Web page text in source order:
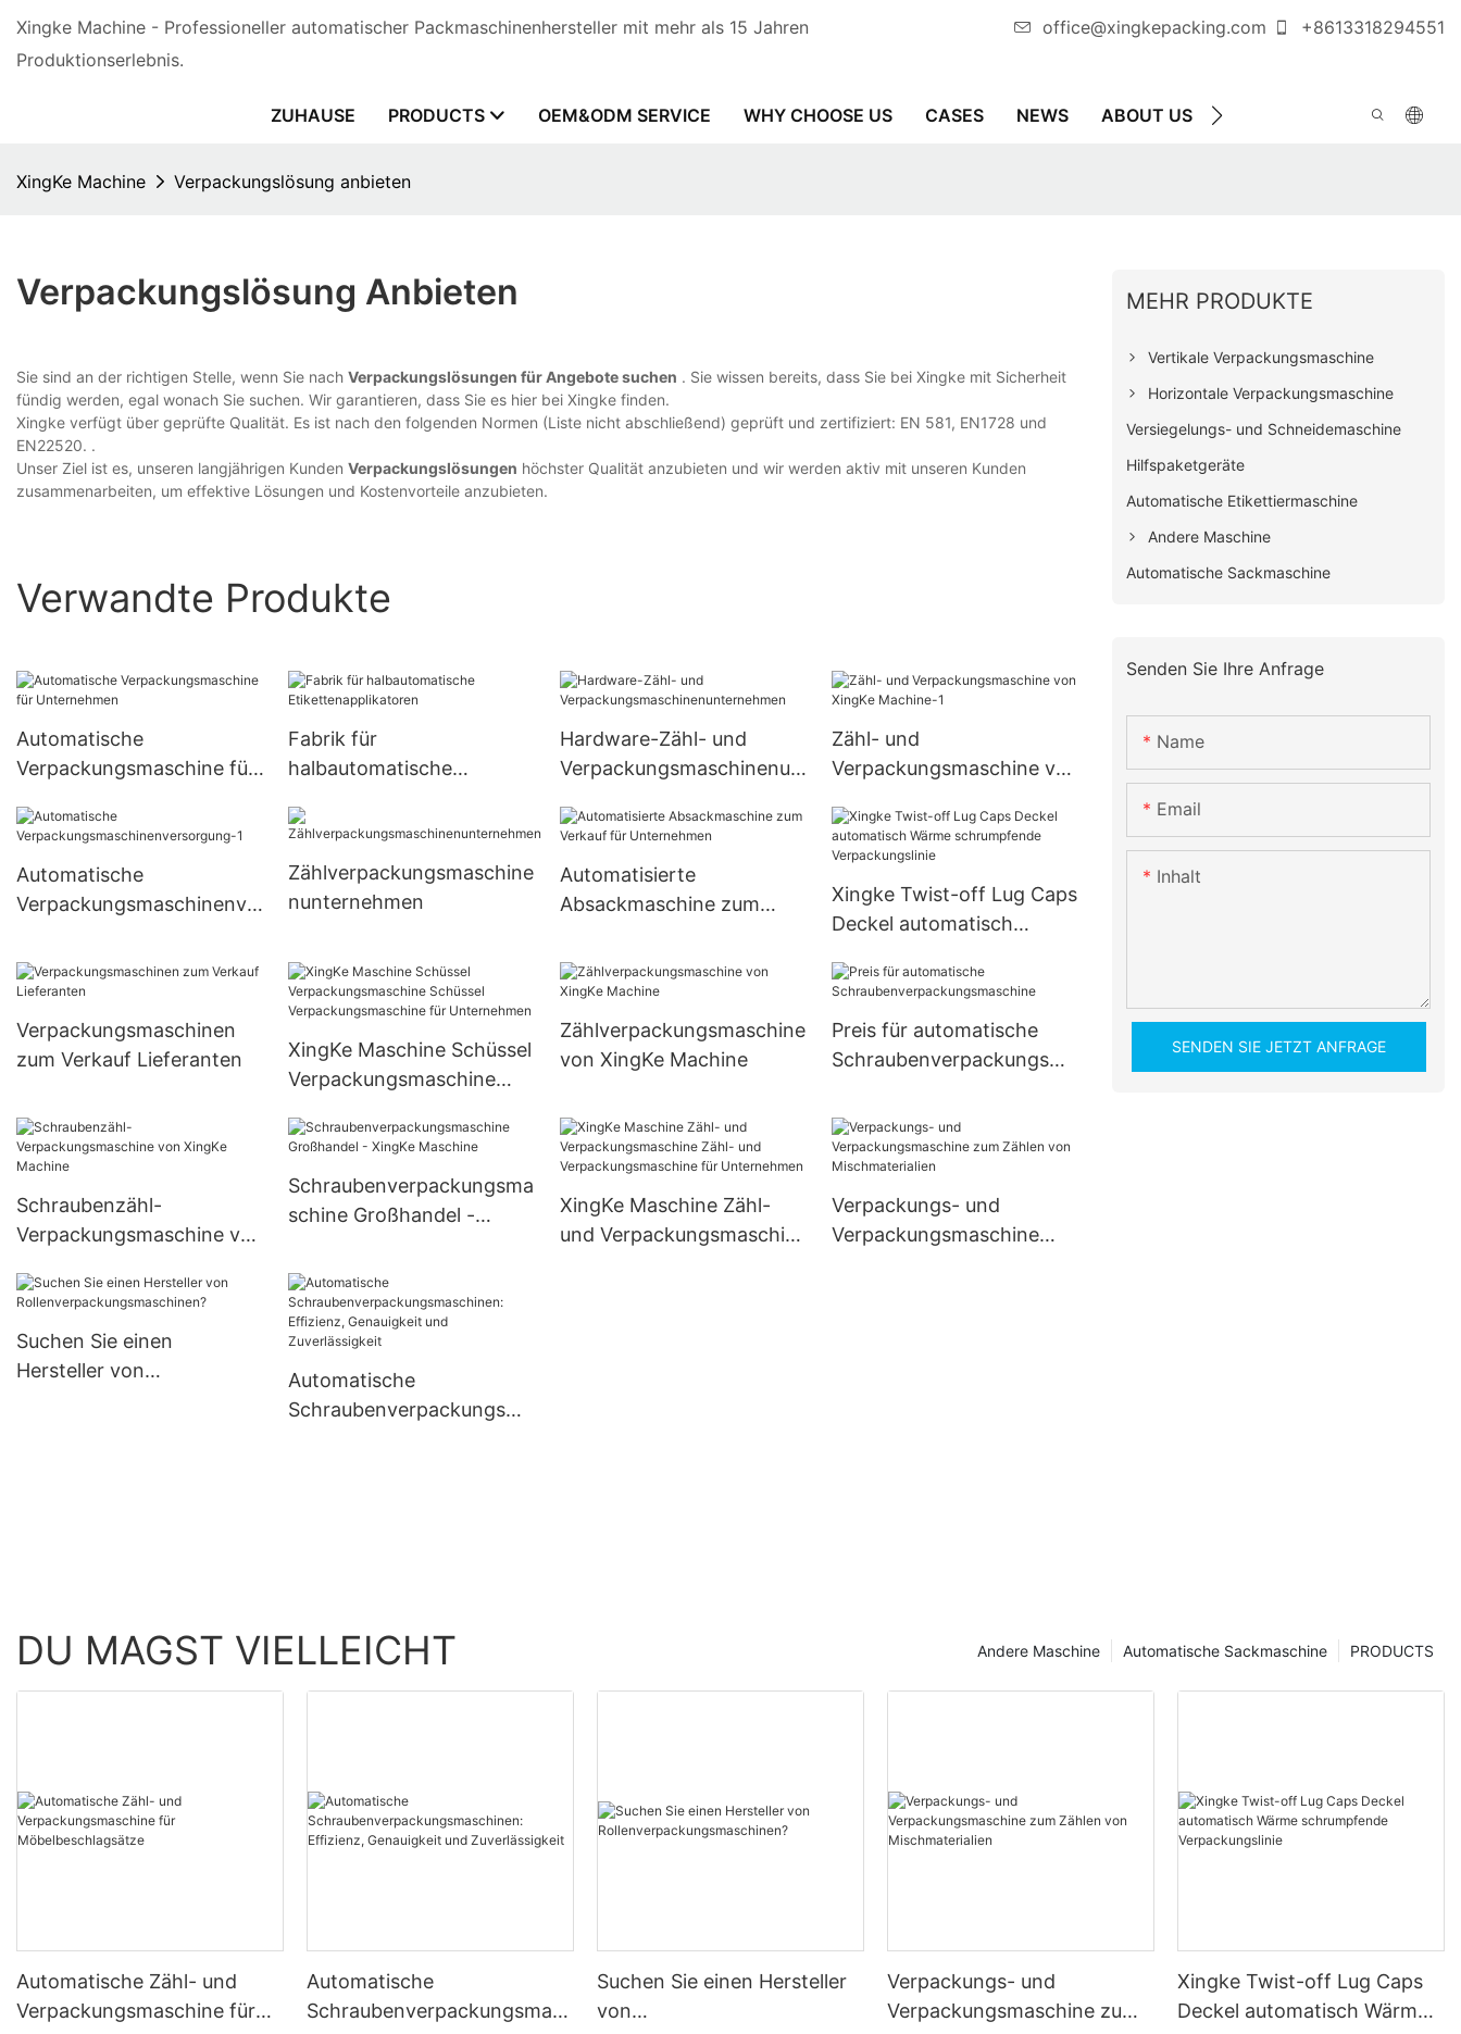
Xingke Machine - Professioneller automatischer Packmaschinenhersteller mit mehr als 15 Jahren
Produktionserlebnis.
office@xingkepacking.com +8613318294551
ZUHAUSE PRODUCTS OEM&ODM SERVICE WHY CHOOSE US CASES NEWS ABOUT US KONTAKTIEREN SIE UNS
XingKe Machine Verpackungslösung anbieten
Verpackungslösung Anbieten
Sie sind an der richtigen Stelle, wenn Sie nach Verpackungslösungen für Angebote suchen . Sie wissen bereits, dass Sie bei Xingke mit Sicherheit
fündig werden, egal wonach Sie suchen. Wir garantieren, dass Sie es hier bei Xingke finden.
Xingke verfügt über geprüfte Qualität. Es ist nach den folgenden Normen (Liste nicht abschließend) geprüft und zertifiziert: EN 581, EN1728 und
EN22520. .
Unser Ziel ist es, unseren langjährigen Kunden Verpackungslösungen höchster Qualität anzubieten und wir werden aktiv mit unseren Kunden
zusammenarbeiten, um effektive Lösungen und Kostenvorteile anzubieten.
Verwandte Produkte
Automatische
Verpackungsmaschine für
Fabrik für
halbautomatische
Hardware-Zähl- und
Verpackungsmaschinenun
Zähl- und
Verpackungsmaschine von
Automatische
Verpackungsmaschinenve
Zählverpackungsmaschine
nunternehmen
Automatisierte
Absackmaschine zum
Xingke Twist-off Lug Caps
Deckel automatisch
Verpackungslinie
Verpackungsmaschinen
zum Verkauf Lieferanten
XingKe Maschine Schüssel
Verpackungsmaschine
Verpackungsmaschine für
Zählverpackungsmaschine
von XingKe Machine
Preis für automatische
Schraubenverpackungsma
Schraubenzähl-
Verpackungsmaschine von
Schraubenverpackungsma
schine Großhandel -
XingKe Maschine Zähl-
und Verpackungsmaschine
Verpackungs- und
Verpackungsmaschine
Suchen Sie einen
Hersteller von
Automatische
Schraubenverpackungsma
MEHR PRODUKTE
Vertikale Verpackungsmaschine
Horizontale Verpackungsmaschine
Versiegelungs- und Schneidemaschine
Hilfspaketgeräte
Automatische Etikettiermaschine
Andere Maschine
Automatische Sackmaschine
Senden Sie Ihre Anfrage
Name
Email
Inhalt
SENDEN SIE JETZT ANFRAGE
DU MAGST VIELLEICHT PRODUCTS
Automatische Sackmaschine
Andere Maschine
Automatische Zähl- und
Verpackungsmaschine für
Automatische
Schraubenverpackungsmasc
Suchen Sie einen Hersteller
von
Verpackungs- und
Verpackungsmaschine zum
Xingke Twist-off Lug Caps
Deckel automatisch Wärme